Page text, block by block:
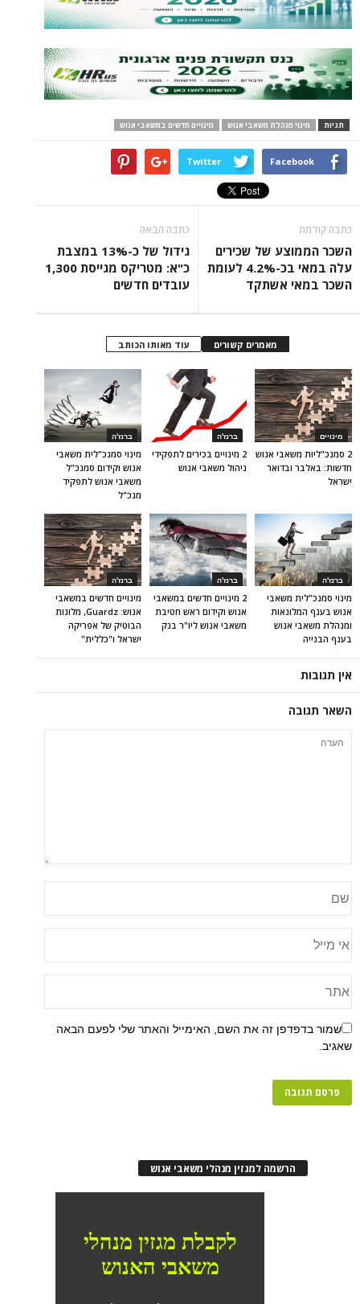
תגיות מינוי מנהלת משאבי אנוש מינויים חדשים במשאבי אנוש
Facebook
Twitter
כתבה קודמת
השכר הממוצע של שכירים
עלה במאי בכ-4.2% לעומת
השכר במאי אשתקד
כתבה הבאה
גידול של כ-13% במצבת
כ"א: מטריקס מגייסת 1,300
עובדים חדשים
מאמרים קשורים עוד מאותו הכותב
ברנז'ה
מינוי סמנכ"לית משאבי
אנוש וקידום סמנכ"ל
משאבי אנוש לתפקיד
מנכ"ל
ברנז'ה
2 מינויים בכירים לתפקידי
ניהול משאבי אנוש
מינויים
2 סמנכ"ליות משאבי אנוש
חדשות: באלבר ובדואר
ישראל
ברנז'ה
מינויים חדשים במשאבי
אנוש: Guardz, מלונות
הבוטיק של אפריקה
ישראל ו"כללית"
ברנז'ה
2 מינויים חדשים במשאבי
אנוש וקידום ראש חטיבת
משאבי אנוש ליו"ר בנק
ברנז'ה
מינוי סמנכ"לית משאבי
אנוש בענף המלונאות
ומנהלת משאבי אנוש
בענף הבנייה
אין תגובות
השאר תגובה
שמור בדפדפן זה את השם, האימייל והאתר שלי לפעם הבאה
שאגיב.
הרשמה למגזין מנהלי משאבי אנוש